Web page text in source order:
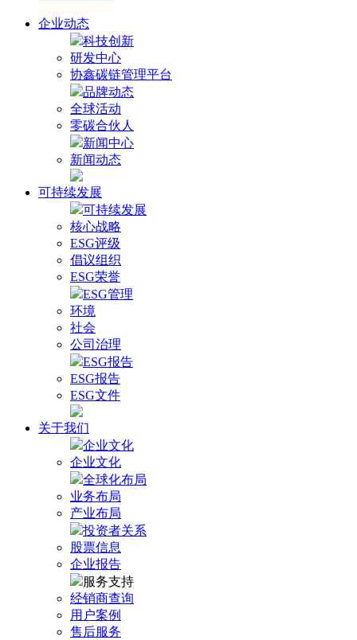
企业动态
科技创新
研发中心
协鑫碳链管理平台
品牌动态
全球活动
零碳合伙人
新闻中心
新闻动态
可持续发展
可持续发展
核心战略
ESG评级
倡议组织
ESG荣誉
ESG管理
环境
社会
公司治理
ESG报告
ESG报告
ESG文件
关于我们
企业文化
企业文化
全球化布局
业务布局
产业布局
投资者关系
股票信息
企业报告
服务支持
经销商查询
用户案例
售后服务